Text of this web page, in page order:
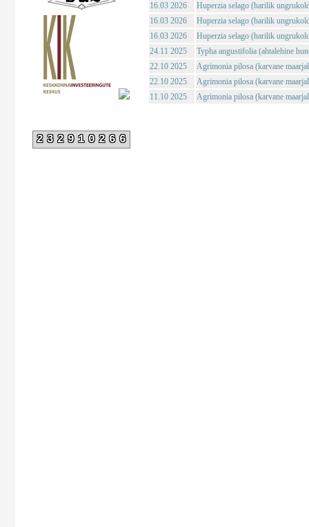
232910266
16.03 2026
Huperzia selago (harilik
16.03 2026
Huperzia selago (harilik
16.03 2026
Huperzia selago (harilik
24.11 2025
Typha angustifolia (ahtalehine
22.10 2025
Agrimonia pilosa (karvane
22.10 2025
Agrimonia pilosa (karvane
11.10 2025
Agrimonia pilosa (karvane